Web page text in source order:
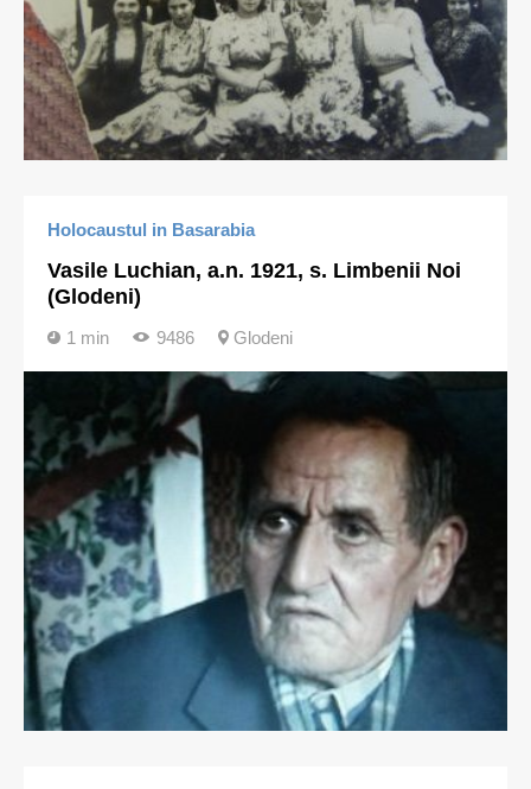
Holocaustul in Basarabia
Vasile Luchian, a.n. 1921, s. Limbenii Noi
(Glodeni)
1 min 9486 Glodeni